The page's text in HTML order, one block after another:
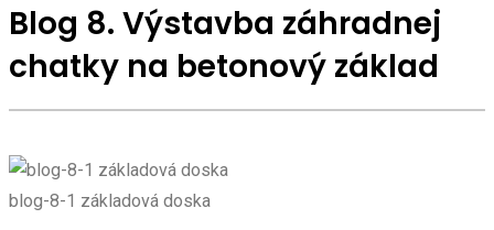
Blog 8. Výstavba záhradnej
chatky na betonový základ
blog-8-1 základová doska